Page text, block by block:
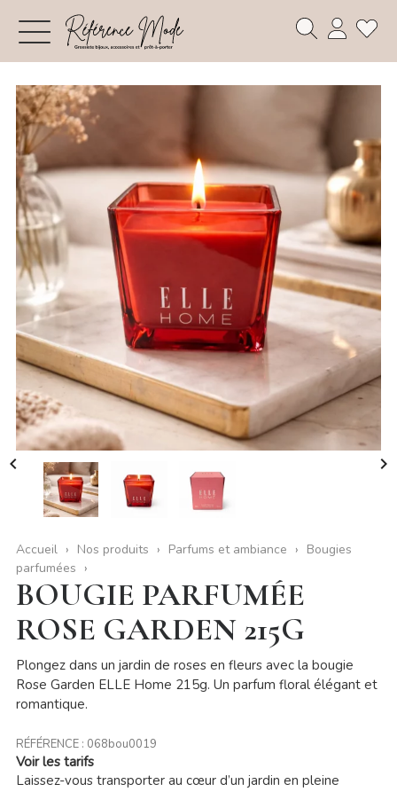
 
Accueil Nos produits Parfums et ambiance
Bougies
parfumées
BOUGIE PARFUMÉE
ROSE GARDEN 215G
Plongez dans un jardin de roses en fleurs avec la bougie
Rose Garden ELLE Home 215g. Un parfum floral élégant et
romantique.
RÉFÉRENCE : 068bou0019
Voir les tarifs
Laissez-vous transporter au cœur d’un jardin en pleine